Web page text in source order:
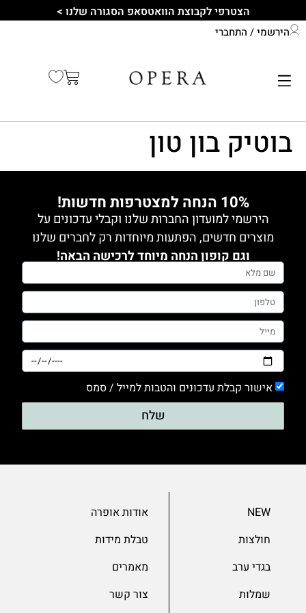
הצטרפי לקבוצת הוואטסאפ הסגורה שלנו >
הירשמי / התחברי
בוטיק בון טון
10% הנחה למצטרפות חדשות!
הירשמי למועדון החברות שלנו וקבלי עדכונים על
מוצרים חדשים, הפתעות מיוחדות רק לחברים שלנו
וגם קופון הנחה מיוחד לרכישה הבאה!
אישור קבלת עדכונים והטבות למייל / סמס
שלח
NEW
חולצות
בגדי ערב
שמלות
אודות אופרה
טבלת מידות
מאמרים
צור קשר